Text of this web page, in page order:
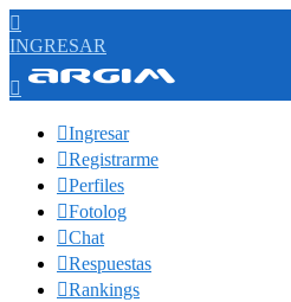

INGRESAR

Ingresar
Registrarme
Perfiles
Fotolog
Chat
Respuestas
Rankings